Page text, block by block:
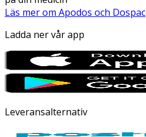
Läs mer om Apodos och Dospac
Ladda ner vår app
Leveransalternativ